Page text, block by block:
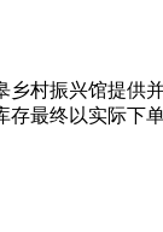
乡村振兴馆提供
存最终以实际下